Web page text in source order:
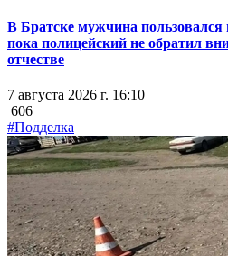
В Братске мужчина
пока полицейский не обратил
отчестве
7 августа 2026 г. 16:10
606
#Подделка